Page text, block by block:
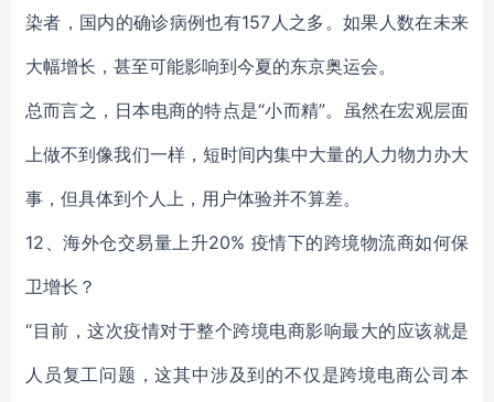
染者，国内的确诊病例也有157人之多。如果人数在未来
大幅增长，甚至可能影响到今夏的东京奥运会。
总而言之，日本电商的特点是“小而精”。虽然在宏观层面
上做不到像我们一样，短时间内集中大量的人力物力办大
事，但具体到个人上，用户体验并不算差。
12、海外仓交易量上升20% 疫情下的跨境物流商如何保
卫增长？
“目前，这次疫情对于整个跨境电商影响最大的应该就是
人员复工问题，这其中涉及到的不仅是跨境电商公司本